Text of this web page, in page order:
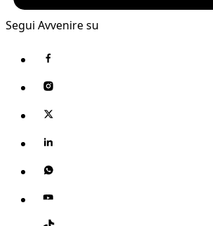
Segui Avvenire su